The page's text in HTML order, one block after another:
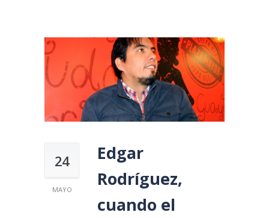
24
MAYO
Edgar
Rodríguez,
cuando el